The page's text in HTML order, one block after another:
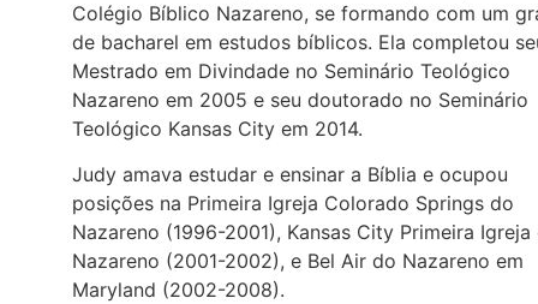
Colégio Bíblico Nazareno, se formando com um
de bacharel em estudos bíblicos. Ela completou
Mestrado em Divindade no Seminário Teológico
Nazareno em 2005 e seu doutorado no Seminário
Teológico Kansas City em 2014.
Judy amava estudar e ensinar a Bíblia e ocupou
posições na Primeira Igreja Colorado Springs do
Nazareno (1996-2001), Kansas City Primeira Igreja
Nazareno (2001-2002), e Bel Air do Nazareno em
Maryland (2002-2008).